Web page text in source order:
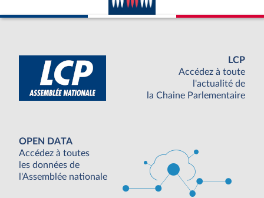
LCP
Accédez à toute
l'actualité de
la Chaine Parlementaire
OPEN DATA
Accédez à toutes
les données de
l'Assemblée nationale